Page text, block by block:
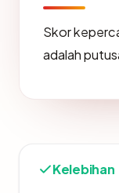
Skor
adalah
Kelebihan